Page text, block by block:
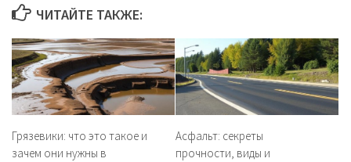
ЧИТАЙТЕ ТАКЖЕ:
Грязевики: что это такое и
зачем они нужны в
Асфальт: секреты
прочности, виды и